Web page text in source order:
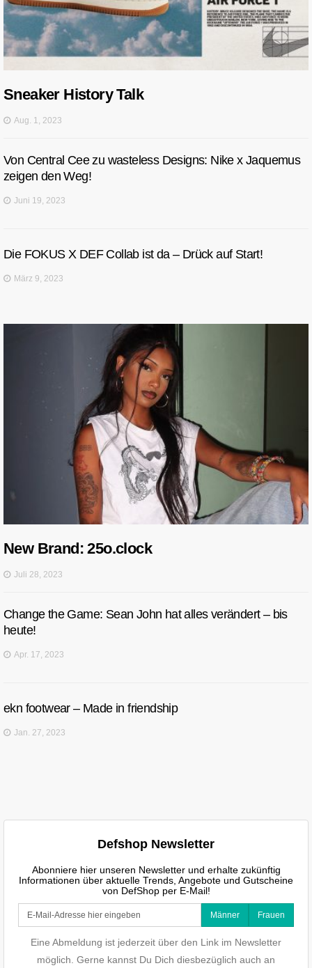
Sneaker History Talk
Aug. 1, 2023
Von Central Cee zu wasteless Designs: Nike x Jaquemus
zeigen den Weg!
Juni 19, 2023
Die FOKUS X DEF Collab ist da – Drück auf Start!
März 9, 2023
New Brand: 25o.clock
Juli 28, 2023
Change the Game: Sean John hat alles verändert – bis
heute!
Apr. 17, 2023
ekn footwear – Made in friendship
Jan. 27, 2023
Defshop Newsletter
Abonniere hier unseren Newsletter und erhalte zukünftig
Informationen über aktuelle Trends, Angebote und Gutscheine
von DefShop per E-Mail!
Männer Frauen
Eine Abmeldung ist jederzeit über den Link im Newsletter
möglich. Gerne kannst Du Dich diesbezüglich auch an